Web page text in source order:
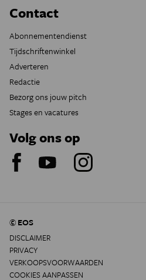
Contact
Abonnementendienst
Tijdschriftenwinkel
Adverteren
Redactie
Bezorg ons jouw pitch
Stages en vacatures
Volg ons op
© EOS
DISCLAIMER
PRIVACY
VERKOOPSVOORWAARDEN
COOKIES AANPASSEN